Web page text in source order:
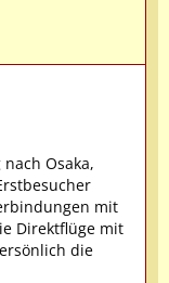
Osaka,
mit
Direktflüge mit
die